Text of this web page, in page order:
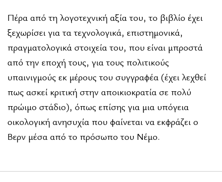
Πέρα από τη λογοτεχνική αξία του, το βιβλίο έχει
ξεχωρίσει για τα τεχνολογικά, επιστημονικά,
πραγματολογικά στοιχεία του, που είναι μπροστά
από την εποχή τους, για τους πολιτικούς
υπαινιγμούς εκ μέρους του συγγραφέα (έχει λεχθεί
πως ασκεί κριτική στην αποικιοκρατία σε πολύ
πρώιμο στάδιο), όπως επίσης για μια υπόγεια
οικολογική ανησυχία που φαίνεται να εκφράζει ο
Βερν μέσα από το πρόσωπο του Νέμο.